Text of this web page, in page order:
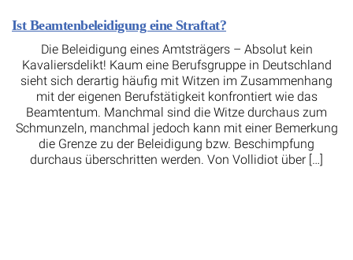
Ist Beamtenbeleidigung eine Straftat?
Die Beleidigung eines Amtsträgers – Absolut kein
Kavaliersdelikt! Kaum eine Berufsgruppe in Deutschland
sieht sich derartig häufig mit Witzen im Zusammenhang
mit der eigenen Berufstätigkeit konfrontiert wie das
Beamtentum. Manchmal sind die Witze durchaus zum
Schmunzeln, manchmal jedoch kann mit einer Bemerkung
die Grenze zu der Beleidigung bzw. Beschimpfung
durchaus überschritten werden. Von Vollidiot über […]